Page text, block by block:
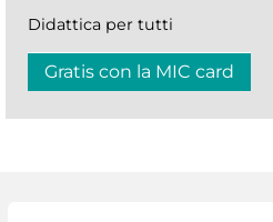
Didattica per tutti
Gratis con la MIC card